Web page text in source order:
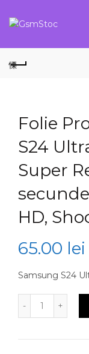
Folie
S24
Super
HD,
65.00 lei
Samsung S24
Cantitate